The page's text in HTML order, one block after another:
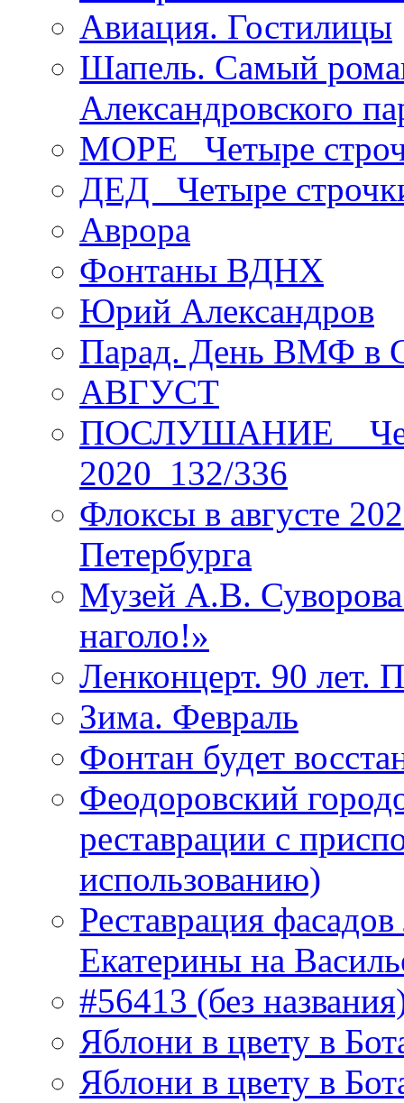
Авиация. Гостилицы
Шапель. Самый
Александровского
МОРЕ _Четыре
ДЕД _Четыре
Аврора
Фонтаны ВДНХ
Юрий Александров
Парад. День ВМФ в
АВГУСТ
ПОСЛУШАНИЕ _
2020_132/336
Флоксы в августе
Петербурга
Музей А.В.
наголо!»
Ленконцерт. 90 лет.
Зима. Февраль
Фонтан будет
Феодоровский
реставрации с
использованию)
Реставрация
Екатерины на
#56413 (без
Яблони в цвету в
Яблони в цвету в